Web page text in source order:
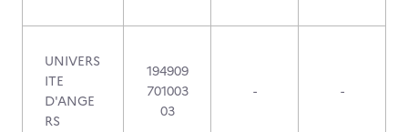
UNIVERS
ITE
D'ANGE
RS
194909
701003
03
- -